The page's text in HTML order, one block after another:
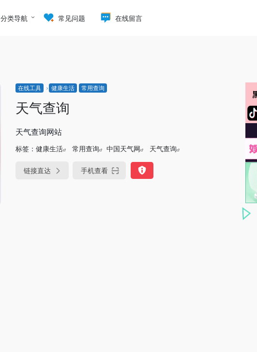
分类导航 常见问题 在线留言
在线工具 健康生活 常用查询
天气查询
天气查询网站
标签： 健康生活 常用查询 中国天气网 天气查询
链接直达 手机查看